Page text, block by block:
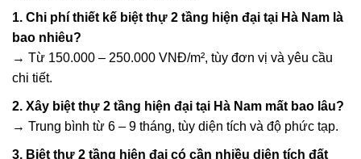
1. Chi phí thiết kế biệt thự 2 tầng hiện đại tại Hà Nam là
bao nhiêu?
→ Từ 150.000 – 250.000 VNĐ/m², tùy đơn vị và yêu cầu
chi tiết.
2. Xây biệt thự 2 tầng hiện đại tại Hà Nam mất bao lâu?
→ Trung bình từ 6 – 9 tháng, tùy diện tích và độ phức tạp.
3. Biệt thự 2 tầng hiện đại có cần nhiều diện tích đất